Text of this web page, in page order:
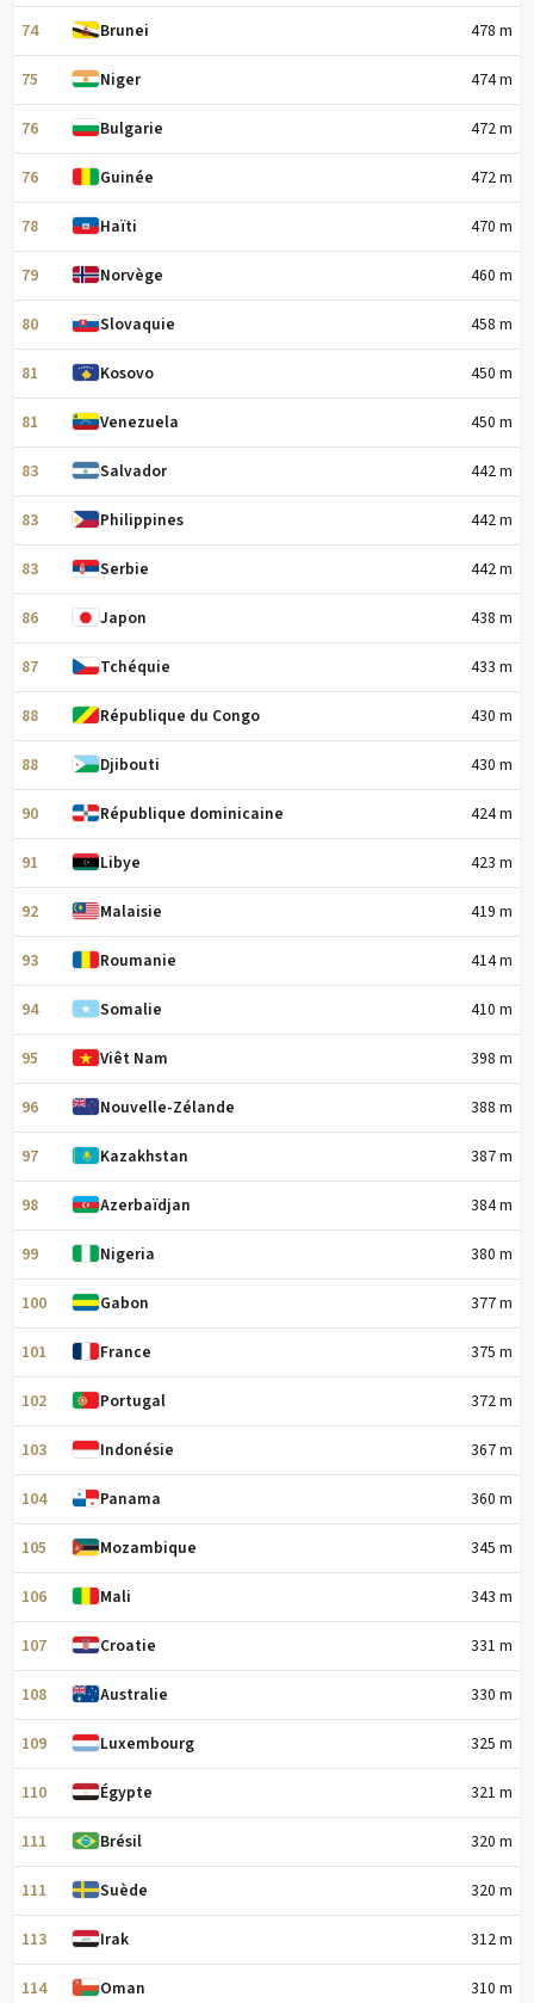
74 Brunei 478 m
75 Niger 474 m
76 Bulgarie 472 m
76 Guinée 472 m
78 Haïti 470 m
79 Norvège 460 m
80 Slovaquie 458 m
81 Kosovo 450 m
81 Venezuela 450 m
83 Salvador 442 m
83 Philippines 442 m
83 Serbie 442 m
86 Japon 438 m
87 Tchéquie 433 m
88 République du Congo 430 m
88 Djibouti 430 m
90 République dominicaine 424 m
91 Libye 423 m
92 Malaisie 419 m
93 Roumanie 414 m
94 Somalie 410 m
95 Viêt Nam 398 m
96 Nouvelle-Zélande 388 m
97 Kazakhstan 387 m
98 Azerbaïdjan 384 m
99 Nigeria 380 m
100 Gabon 377 m
101 France 375 m
102 Portugal 372 m
103 Indonésie 367 m
104 Panama 360 m
105 Mozambique 345 m
106 Mali 343 m
107 Croatie 331 m
108 Australie 330 m
109 Luxembourg 325 m
110 Égypte 321 m
111 Brésil 320 m
111 Suède 320 m
113 Irak 312 m
114 Oman 310 m